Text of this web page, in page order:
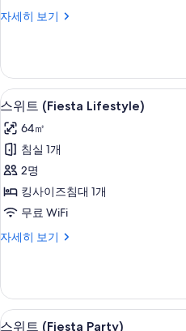
사
모
두
보
기
자세히 보기
스
스
위
트
세
히
보
기
스
위
트
(Fiesta
Lifestyle)
사
진
모
기
6
스위트 (Fiesta Lifestyle)
64㎡
침실 1개
2명
킹사이즈침대 1개
무료 WiFi
자세히 보기
스
Lifestyle)
자
세
스 5
스위트 (Fiesta Party)